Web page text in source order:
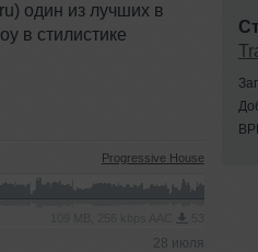
один из лучших в
в стилистике
Progressive House
28 июля